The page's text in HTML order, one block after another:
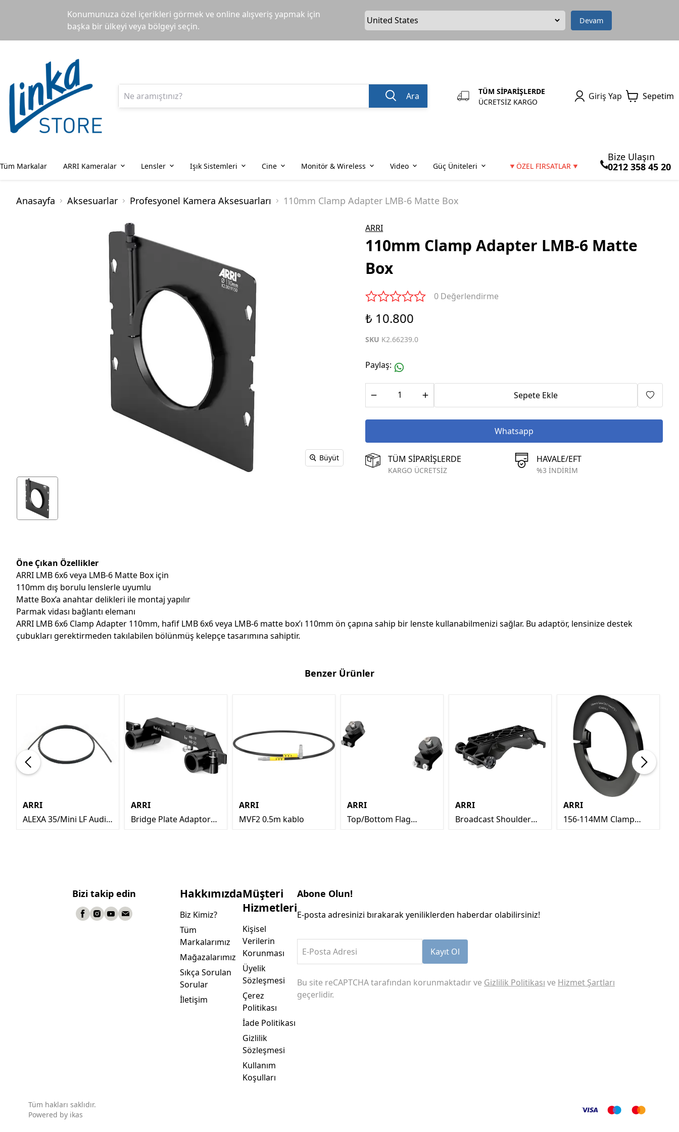
Konumunuza özel içerikleri görmek ve online alışveriş yapmak için
başka bir ülkeyi veya bölgeyi seçin.
Devam
Ara
TÜM SİPARİŞLERDE
ÜCRETSİZ KARGO
Giriş Yap Sepetim
Tüm Markalar ARRI Kameralar Lensler Işık Sistemleri Cine Monitör & Wireless Video Güç Üniteleri 🔻ÖZEL FIRSATLAR🔻
Bize Ulaşın
0212 358 45 20
Anasayfa Aksesuarlar Profesyonel Kamera Aksesuarları 110mm Clamp Adapter LMB-6 Matte Box
Büyüt
ARRI
110mm Clamp Adapter LMB-6 Matte
Box
0 Değerlendirme
₺ 10.800
SKU K2.66239.0
Paylaş:
Sepete Ekle
Whatsapp
TÜM SİPARİŞLERDE
KARGO ÜCRETSİZ
HAVALE/EFT
%3 İNDİRİM
Öne Çıkan Özellikler
ARRI LMB 6x6 veya LMB-6 Matte Box için
110mm dış borulu lenslerle uyumlu
Matte Box’a anahtar delikleri ile montaj yapılır
Parmak vidası bağlantı elemanı
ARRI LMB 6x6 Clamp Adapter 110mm, hafif LMB 6x6 veya LMB-6 matte box’ı 110mm ön çapına sahip bir lenste kullanabilmenizi sağlar. Bu adaptör, lensinize destek
çubukları gerektirmeden takılabilen bölünmüş kelepçe tasarımına sahiptir.
Benzer Ürünler
ARRI
ALEXA 35/Mini LF Audio
ARRI
Bridge Plate Adaptor
ARRI
MVF2 0.5m kablo
ARRI
Top/Bottom Flag
ARRI
Broadcast Shoulder
ARRI
156-114MM Clamp
Bizi takip edin Hakkımızda
Biz Kimiz?
Tüm
Markalarımız
Mağazalarımız
Sıkça Sorulan
Sorular
İletişim
Müşteri
Hizmetleri
Kişisel
Verilerin
Korunması
Üyelik
Sözleşmesi
Çerez
Politikası
İade Politikası
Gizlilik
Sözleşmesi
Kullanım
Koşulları
Abone Olun!
E-posta adresinizi bırakarak yeniliklerden haberdar olabilirsiniz!
E-Posta Adresi Kayıt Ol
Bu site reCAPTCHA tarafından korunmaktadır ve Gizlilik Politikası ve Hizmet Şartları
geçerlidir.
Tüm hakları saklıdır.
Powered by ikas